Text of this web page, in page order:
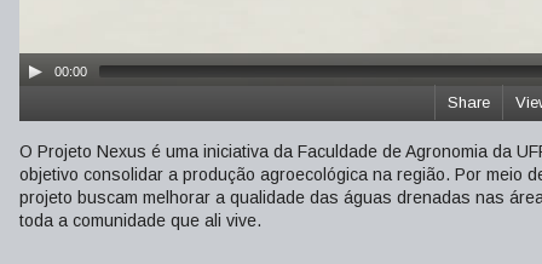
00:00
Share
O Projeto Nexus é uma iniciativa da Faculdade de Agronomia da
objetivo consolidar a produção agroecológica na região. Por meio
projeto buscam melhorar a qualidade das águas drenadas nas
toda a comunidade que ali vive.